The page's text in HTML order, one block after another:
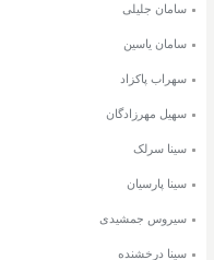
سامان جلیلی
سامان یاسین
سهراب پاکزاد
سهیل مهرزادگان
سینا سرلک
سینا پارسیان
سیروس جمشیدی
سینا درخشنده